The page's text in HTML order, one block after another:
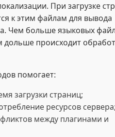
При загрузке
к этим файлам для вывода
Чем больше языковых
дольше происходит
помогает:
загрузки страниц;
ресурсов
между плагинами и